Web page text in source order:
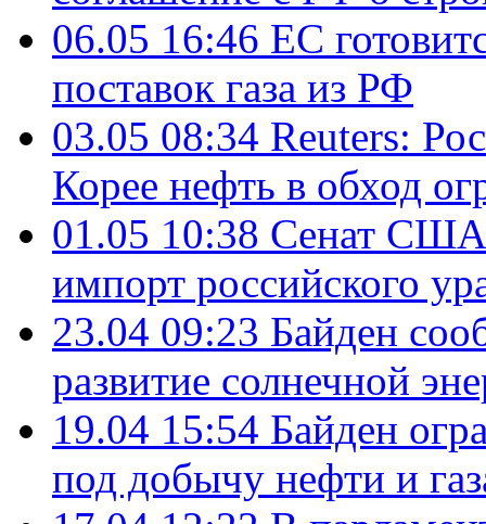
06.05 16:46 ЕС
поставок газа из РФ
03.05 08:34 Reuters:
Корее нефть в обход
01.05 10:38 Сенат США
импорт российского
23.04 09:23 Байден
развитие солнечной
19.04 15:54 Байден
под добычу нефти и